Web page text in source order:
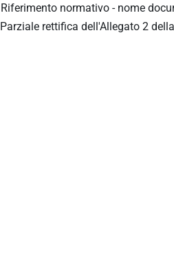
Riferimento normativo - nome
Parziale rettifica dell'Allegato 2